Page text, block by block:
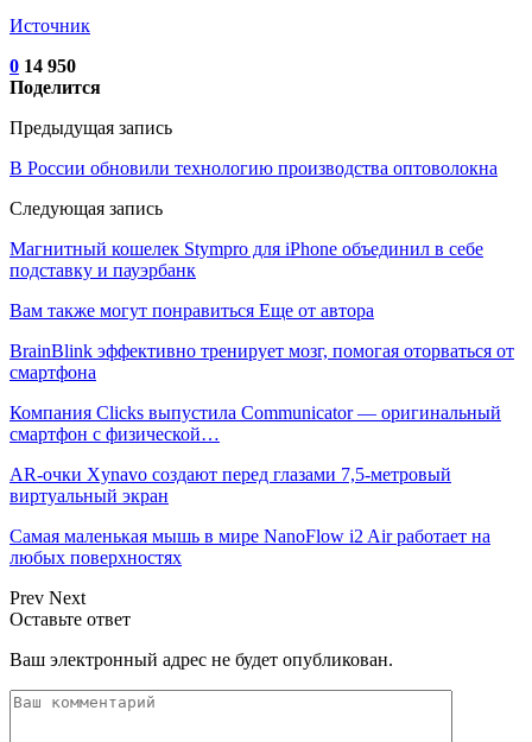
Источник
0 14 950
Поделится
Предыдущая запись
В России обновили технологию производства оптоволокна
Следующая запись
Магнитный кошелек Stympro для iPhone объединил в себе
подставку и пауэрбанк
Вам также могут понравиться Еще от автора
BrainBlink эффективно тренирует мозг, помогая оторваться от
смартфона
Компания Clicks выпустила Communicator — оригинальный
смартфон с физической…
AR-очки Xynavo создают перед глазами 7,5-метровый
виртуальный экран
Самая маленькая мышь в мире NanoFlow i2 Air работает на
любых поверхностях
Prev Next
Оставьте ответ
Ваш электронный адрес не будет опубликован.